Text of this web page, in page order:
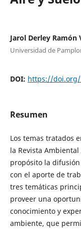
Jarol Derley Ramón
Universidad de
DOI: https://doi.org/
Resumen
Los temas tratados
la Revista
propósito la
con el aporte de
tres temáticas
proveer una
conocimiento y
ambiente, que